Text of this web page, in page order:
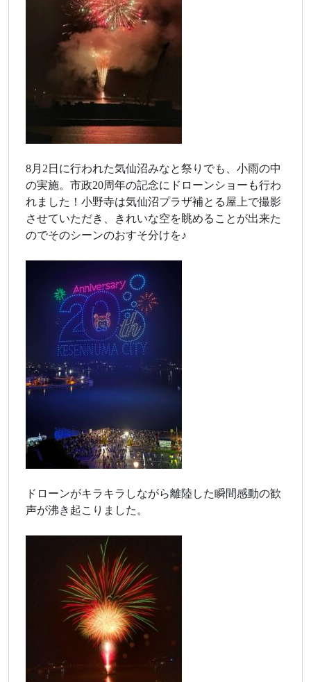
8月2日に行われた気仙沼みなと祭りでも、小雨の中
の実施。市政20周年の記念にドローンショーも行わ
れました！小野寺は気仙沼プラザ補とる屋上で撮影
させていただき、きれいな空を眺めることが出来た
のでそのシーンのおすそ分けを♪
ドローンがキラキラしながら離陸した瞬間感動の歓
声が沸き起こりました。